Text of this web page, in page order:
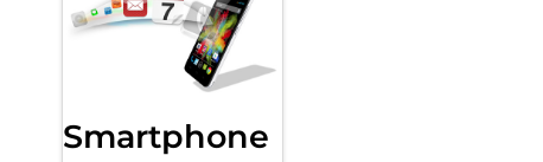
Smartphone